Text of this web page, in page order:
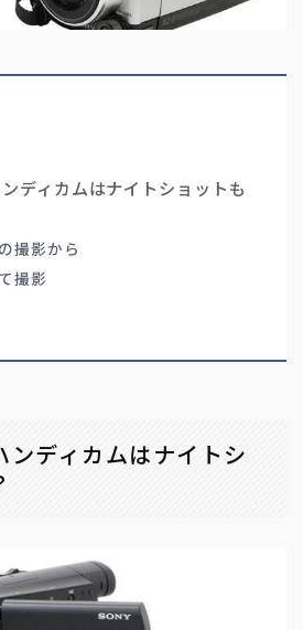
ディカムはナイトショットも
撮影から
撮影
ンディカムはナイトシ